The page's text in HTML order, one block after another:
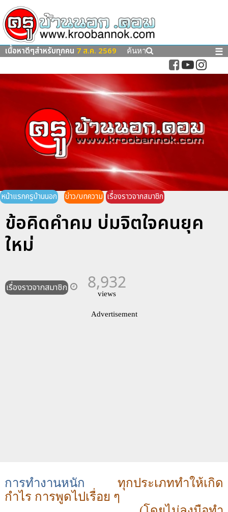
เนื้อหาดีๆสำหรับทุกคน 7 ส.ค. 2569 ค้นหา ☰
หน้าแรกครูบ้านนอก ข่าว/บทความ เรื่องราวจากสมาชิก
ข้อคิดคำคม บ่มจิตใจคนยุค
ใหม่
เรื่องราวจากสมาชิก 8,932
views
Advertisement
การทำงานหนัก
ทุกประเภททำให้เกิด
กำไร การพูดไปเรื่อย ๆ